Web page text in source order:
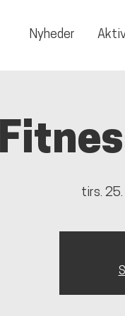
Nyheder
tirs. 25.